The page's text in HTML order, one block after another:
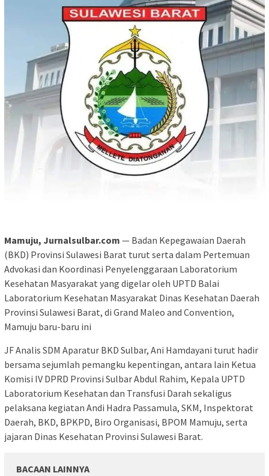
Mamuju, Jurnalsulbar.com — Badan Kepegawaian Daerah
(BKD) Provinsi Sulawesi Barat turut serta dalam Pertemuan
Advokasi dan Koordinasi Penyelenggaraan Laboratorium
Kesehatan Masyarakat yang digelar oleh UPTD Balai
Laboratorium Kesehatan Masyarakat Dinas Kesehatan Daerah
Provinsi Sulawesi Barat, di Grand Maleo and Convention,
Mamuju baru-baru ini
JF Analis SDM Aparatur BKD Sulbar, Ani Hamdayani turut hadir
bersama sejumlah pemangku kepentingan, antara lain Ketua
Komisi IV DPRD Provinsi Sulbar Abdul Rahim, Kepala UPTD
Laboratorium Kesehatan dan Transfusi Darah sekaligus
pelaksana kegiatan Andi Hadra Passamula, SKM, Inspektorat
Daerah, BKD, BPKPD, Biro Organisasi, BPOM Mamuju, serta
jajaran Dinas Kesehatan Provinsi Sulawesi Barat.
BACAAN LAINNYA